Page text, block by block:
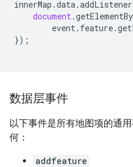
innerMap .data.addListener
document.
event. feature.
});
数据层事件
以下事件是所有地图项的通
何：
addfeature